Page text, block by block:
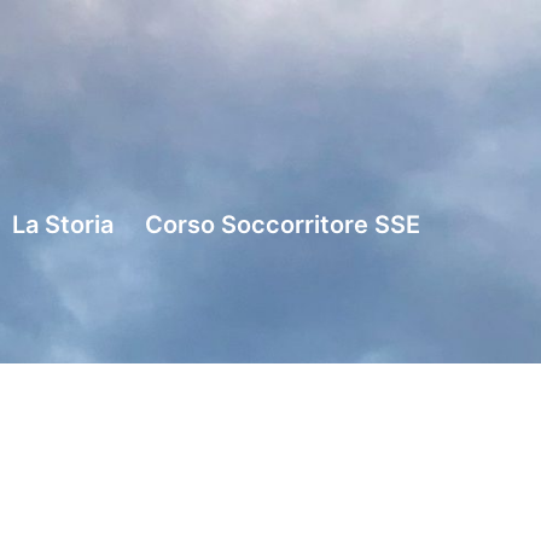
La Storia Corso Soccorritore SSE